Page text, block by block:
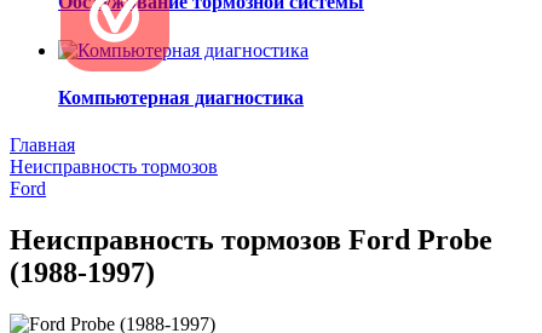
Компьютерная диагностика
Главная
Неисправность тормозов
Ford
Неисправность тормозов Ford Probe
(1988-1997)